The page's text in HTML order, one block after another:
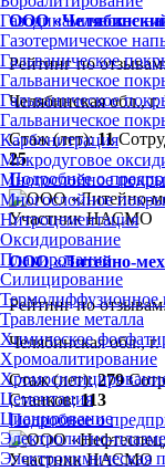
Газодинамическое
Газотермическое
Гальваническое
Гальваническое
Гальваническое
Гальваническое
Карбонитрация
Микродуговое
Многослойное
Многослойное
Нитроцементация
Оксидирование
Плакирование
Силицирование
Термодиффузионное
Травление металла
Химическое
Хромоалитирование
Цементация
Цианирование
Электролитно-
Электрохимическая
ООО «Челябинский
Рейтинг по
Челябинская обл.,
Стаж (лет):11
25
Подробнее о
Участник НАСМО
ООО «Литейно-
Рейтинг по
Челябинская обл.,
Стаж (лет):279
Станков:113
Подробнее о
Участник НАСМО